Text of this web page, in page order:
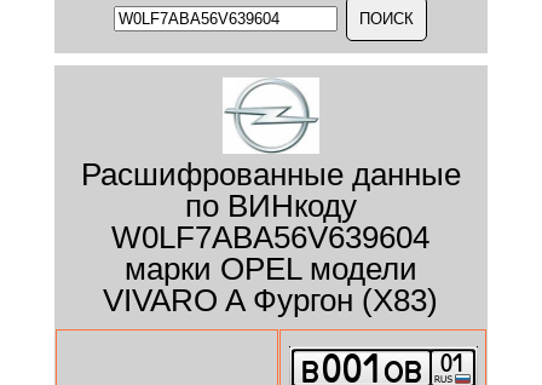
Расшифрованные данные
по ВИНкоду
W0LF7ABA56V639604
марки OPEL модели
VIVARO A Фургон (X83)